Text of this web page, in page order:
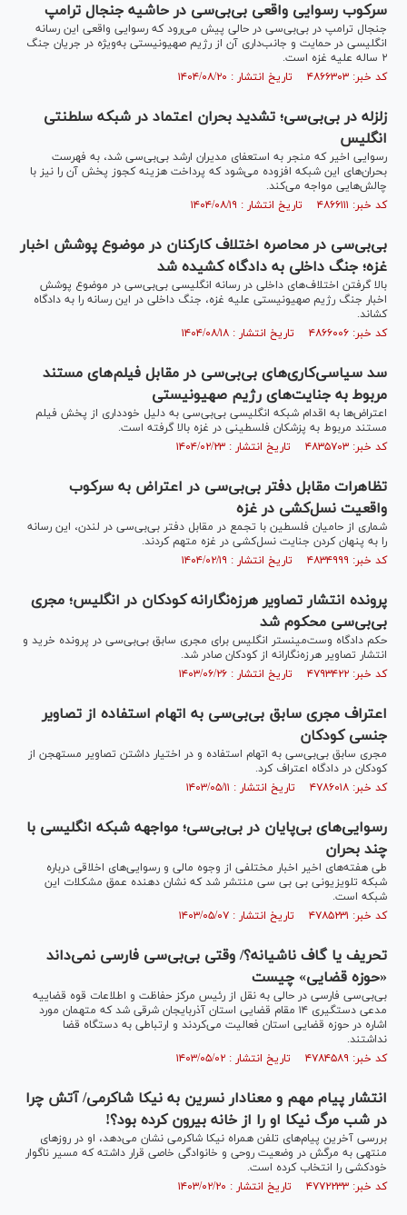
سرکوب رسوایی واقعی بی‌بی‌سی در حاشیه جنجال ترامپ
جنجال ترامپ در بی‌بی‌سی در حالی پیش می‌رود که رسوایی واقعی این رسانه
انگلیسی در حمایت و جانب‌داری آن از رژیم صهیونیستی به‌ویژه در جریان جنگ
۲ ساله علیه غزه است.
کد خبر: ۴۸۶۶۳۰۳ تاریخ انتشار : ۱۴۰۴/۰۸/۲۰
زلزله در بی‌بی‌سی؛ تشدید بحران اعتماد در شبکه سلطنتی
انگلیس
رسوایی اخیر که منجر به استعفای مدیران ارشد بی‌بی‌سی شد، به فهرست
بحران‌های این شبکه افزوده می‌شود که پرداخت هزینه کجوز پخش آن را نیز با
چالش‌هایی مواجه می‌کند.
کد خبر: ۴۸۶۶۱۱۱ تاریخ انتشار : ۱۴۰۴/۰۸/۱۹
بی‌بی‌سی در محاصره اختلاف‌ کارکنان در موضوع پوشش اخبار
غزه؛ جنگ داخلی به دادگاه کشیده شد
بالا گرفتن اختلاف‌های داخلی در رسانه انگلیسی بی‌بی‌سی در موضوع پوشش
اخبار جنگ رژیم صهیونیستی علیه غزه، جنگ داخلی در این رسانه را به دادگاه
کشاند.
کد خبر: ۴۸۶۶۰۰۶ تاریخ انتشار : ۱۴۰۴/۰۸/۱۸
سد سیاسی‌کاری‌های بی‌بی‌سی در مقابل فیلم‌های مستند
مربوط به جنایت‌های رژیم صهیونیستی
اعتراض‌ها به اقدام شبکه انگلیسی بی‌بی‌سی به دلیل خودداری از پخش فیلم
مستند مربوط به پزشکان فلسطینی در غزه بالا گرفته است.
کد خبر: ۴۸۳۵۷۰۳ تاریخ انتشار : ۱۴۰۴/۰۲/۲۳
تظاهرات مقابل دفتر بی‌‌بی‌سی در اعتراض به سرکوب
واقعیت نسل‌کشی در غزه
شماری از حامیان فلسطین با تجمع در مقابل دفتر بی‌بی‌سی در لندن، این رسانه
را به پنهان کردن جنایت نسل‌کشی در غزه متهم کردند.
کد خبر: ۴۸۳۴۹۹۹ تاریخ انتشار : ۱۴۰۴/۰۲/۱۹
پرونده انتشار تصاویر هرزه‌نگارانه کودکان در انگلیس؛ مجری
بی‌بی‌سی محکوم شد
حکم دادگاه وست‌مینستر انگلیس برای مجری سابق‌ بی‌بی‌سی در پرونده خرید و
انتشار تصاویر هرزه‌نگارانه از کودکان صادر شد.
کد خبر: ۴۷۹۳۴۲۲ تاریخ انتشار : ۱۴۰۳/۰۶/۲۶
اعتراف مجری سابق بی‌بی‌سی به اتهام استفاده از تصاویر
جنسی کودکان
مجری سابق بی‌بی‌سی به اتهام استفاده و در اختیار داشتن تصاویر مستهجن از
کودکان در دادگاه اعتراف کرد.
کد خبر: ۴۷۸۶۰۱۸ تاریخ انتشار : ۱۴۰۳/۰۵/۱۱
رسوایی‌های بی‌پایان در بی‌بی‌سی؛ مواجهه شبکه انگلیسی با
چند بحران
طی هفته‌های اخیر اخبار مختلفی از وجوه مالی و رسوایی‌های اخلاقی درباره
شبکه تلویزیونی بی بی سی منتشر شد که نشان دهنده عمق مشکلات این
شبکه است.
کد خبر: ۴۷۸۵۲۳۱ تاریخ انتشار : ۱۴۰۳/۰۵/۰۷
تحریف یا گاف ناشیانه؟/ وقتی بی‌بی‌سی فارسی نمی‌داند
«حوزه قضایی» چیست
بی‌بی‌سی فارسی در حالی به نقل از رئیس مرکز حفاظت و اطلاعات قوه قضاییه
مدعی دستگیری ۱۴ مقام قضایی استان آذربایجان شرقی شد که متهمان مورد
اشاره در حوزه قضایی استان فعالیت می‌کردند و ارتباطی به دستگاه قضا
نداشتند.
کد خبر: ۴۷۸۴۵۸۹ تاریخ انتشار : ۱۴۰۳/۰۵/۰۲
انتشار پیام مهم و معنادار نسرین به نیکا شاکرمی/ آتش چرا
در شب مرگ نیکا او را از خانه بیرون کرده بود؟!
بررسی آخرین پیام‌های تلفن همراه نیکا شاکرمی نشان می‌دهد، او در روز‌های
منتهی به مرگش در وضعیت روحی و خانوادگی خاصی قرار داشته که مسیر ناگوار
خودکشی را انتخاب کرده است.
کد خبر: ۴۷۷۲۲۳۳ تاریخ انتشار : ۱۴۰۳/۰۲/۲۰